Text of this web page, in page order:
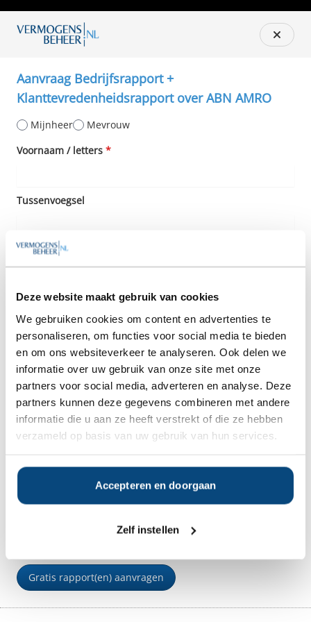
Deze website maakt gebruik van cookies
We gebruiken cookies om content en advertenties te
personaliseren, om functies voor social media te bieden
en om ons websiteverkeer te analyseren. Ook delen we
informatie over uw gebruik van onze site met onze
partners voor social media, adverteren en analyse. Deze
partners kunnen deze gegevens combineren met andere
informatie die u aan ze heeft verstrekt of die ze hebben
verzameld op basis van uw gebruik van hun services.
Accepteren en doorgaan
Zelf instellen
Aanvraag Bedrijfsrapport +
Klanttevredenheidsrapport over ABN AMRO
Mijnheer
Mevrouw
Voornaam / letters *
Tussenvoegsel
Achternaam
Telefoon*
Nederland
+31
Email *
Wanneer bent u het beste telefonisch bereikbaar?
Ja, ik ontvang graag het gratis Bedrijfsrapport en
Vermogensbeheer.nl toestemming mij te mailen en te
Gratis rapport(en) aanvragen